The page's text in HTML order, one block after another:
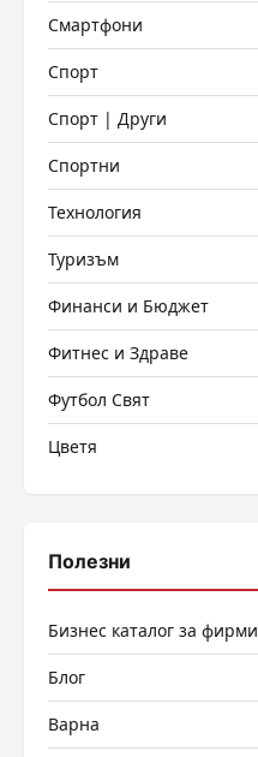
Смартфони
Спорт
Спорт | Други
Спортни
Технология
Туризъм
Финанси и Бюджет
Фитнес и Здраве
Футбол Свят
Цветя
Полезни
Бизнес каталог за фирми
Блог
Варна